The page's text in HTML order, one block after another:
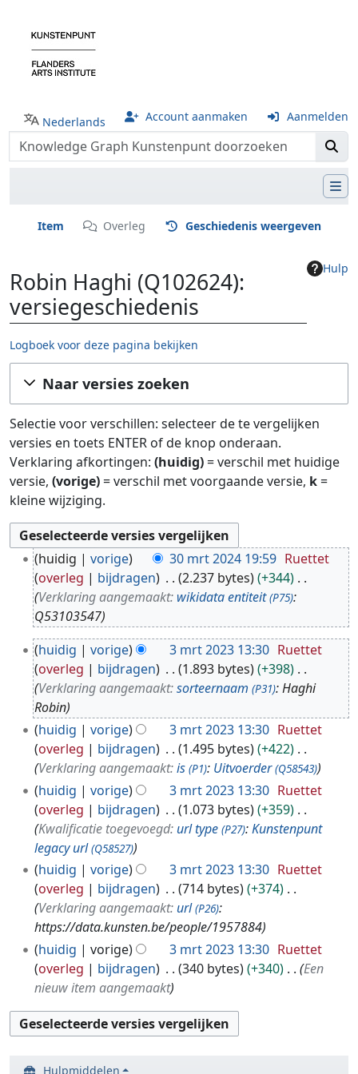
Nederlands Account aanmaken Aanmelden
Item Overleg Geschiedenis weergeven
Hulp
Robin Haghi (Q102624):
versiegeschiedenis
Logboek voor deze pagina bekijken
Ga naar:navigatie,zoeken
Naar versies zoeken
Selectie voor verschillen: selecteer de te vergelijken
versies en toets ENTER of de knop onderaan.
Verklaring afkortingen: (huidig)= verschil met huidige
versie, (vorige)= verschil met voorgaande versie, k=
kleine wijziging.
huidig vorige 30 mrt 2024 19:59 Ruettet
overleg
bijdragen 2.237 bytes
+344
Verklaring aangemaakt: wikidata entiteit (P75):
Q53103547
huidig vorige 3 mrt 2023 13:30 Ruettet
overleg
bijdragen 1.893 bytes
+398
Verklaring aangemaakt:sorteernaam (P31): Haghi
Robin
huidig
vorige 3 mrt 2023 13:30 Ruettet
overleg
bijdragen 1.495 bytes
+422
Verklaring aangemaakt:is (P1): Uitvoerder (Q58543)
huidig vorige 3 mrt 2023 13:30 Ruettet
overleg
bijdragen 1.073 bytes
+359
Kwalificatie toegevoegd: url type (P27):Kunstenpunt
legacy url (Q58527)
huidig vorige 3 mrt 2023 13:30 Ruettet
overleg
bijdragen 714 bytes
+374
Verklaring aangemaakt: url (P26):
https://data.kunsten.be/people/1957884
huidig
vorige 3 mrt 2023 13:30 Ruettet
overleg
bijdragen 340 bytes +340
Een
nieuw item aangemaakt
Hulpmiddelen